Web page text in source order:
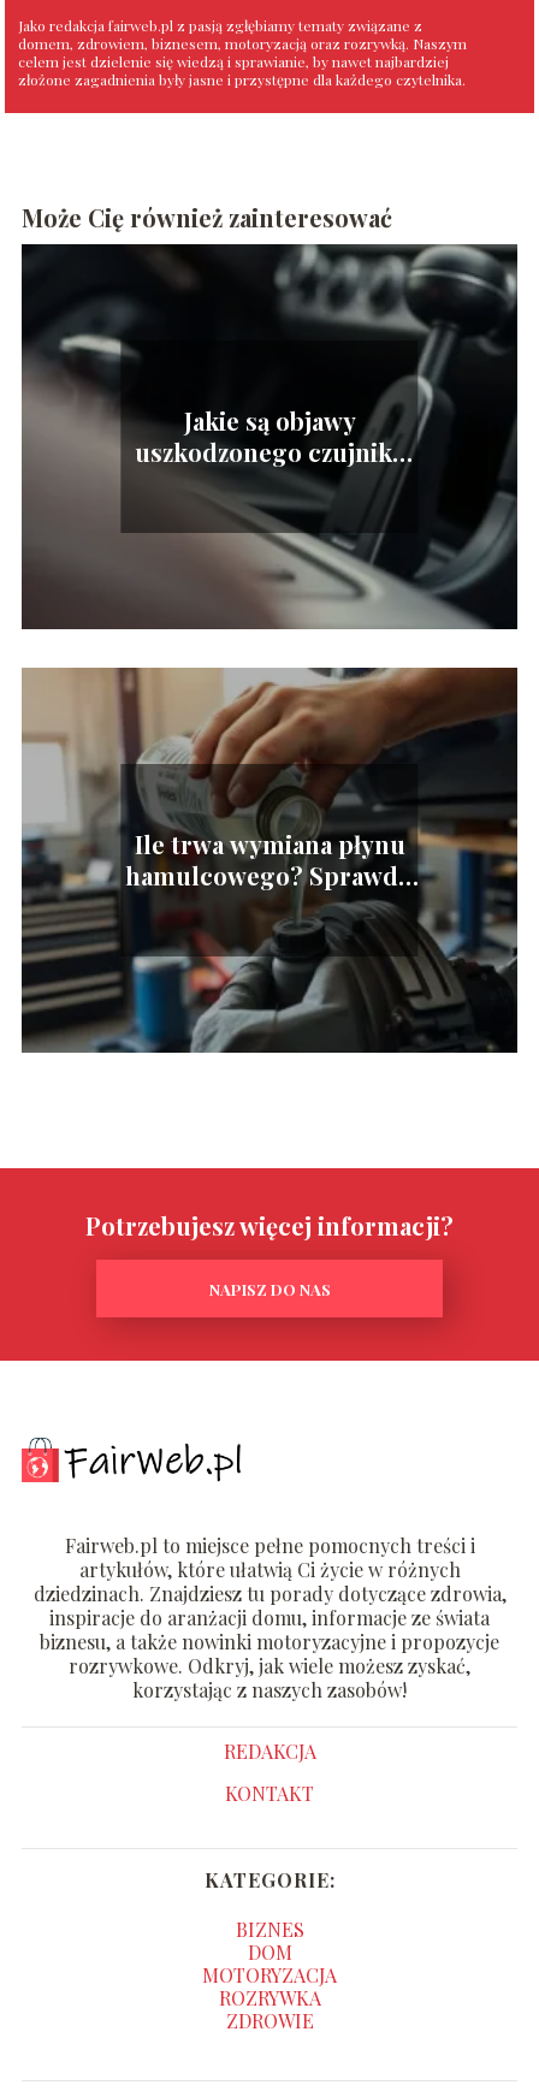
Jako redakcja fairweb.pl z pasją zgłębiamy tematy związane z
domem, zdrowiem, biznesem, motoryzacją oraz rozrywką. Naszym
celem jest dzielenie się wiedzą i sprawianie, by nawet najbardziej
złożone zagadnienia były jasne i przystępne dla każdego czytelnika.
Może Cię również zainteresować
Jakie są objawy
uszkodzonego czujnika
pedału sprzęgła?
Ile trwa wymiana płynu
hamulcowego? Sprawdź,
co musisz wiedzieć!
Potrzebujesz więcej informacji?
NAPISZ DO NAS
Fairweb.pl to miejsce pełne pomocnych treści i
artykułów, które ułatwią Ci życie w różnych
dziedzinach. Znajdziesz tu porady dotyczące zdrowia,
inspiracje do aranżacji domu, informacje ze świata
biznesu, a także nowinki motoryzacyjne i propozycje
rozrywkowe. Odkryj, jak wiele możesz zyskać,
korzystając z naszych zasobów!
REDAKCJA
KONTAKT
KATEGORIE:
BIZNES
DOM
MOTORYZACJA
ROZRYWKA
ZDROWIE